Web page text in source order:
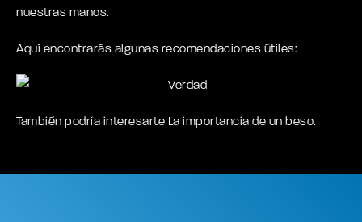
nuestras manos.
Aquí encontrarás algunas recomendaciones útiles:
También podría interesarte La importancia de un beso.